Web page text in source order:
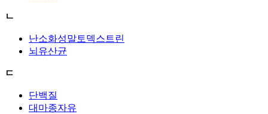
ㄴ
난소화성말토덱스트린
뇌유산균
ㄷ
단백질
대마종자유